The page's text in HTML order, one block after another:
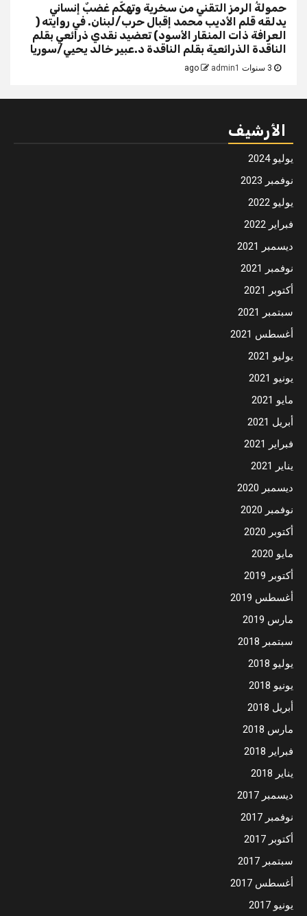
حمولةُ الرمز التقني من سخرية وتهكّم غضبٌ إنساني
يدلقه قلم الأديب محمد إقبال حرب/لبنان. في روايته (
العرافة ذات المنقار الأسود) تعضيد نقدي ذرائعي بقلم
الناقدة الذرائعية بقلم الناقدة د.عبير خالد يحيي/سوريا
admin1
الأرشيف
يوليو 2024
نوفمبر 2023
يوليو 2022
فبراير 2022
ديسمبر 2021
نوفمبر 2021
أكتوبر 2021
سبتمبر 2021
أغسطس 2021
يوليو 2021
يونيو 2021
مايو 2021
أبريل 2021
فبراير 2021
يناير 2021
ديسمبر 2020
نوفمبر 2020
أكتوبر 2020
مايو 2020
أكتوبر 2019
أغسطس 2019
مارس 2019
سبتمبر 2018
يوليو 2018
يونيو 2018
أبريل 2018
مارس 2018
فبراير 2018
يناير 2018
ديسمبر 2017
نوفمبر 2017
أكتوبر 2017
سبتمبر 2017
أغسطس 2017
يونيو 2017